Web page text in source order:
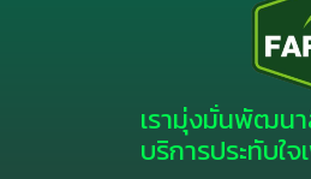
เรามุ่งมั่นพัฒน
บริการประทับใ